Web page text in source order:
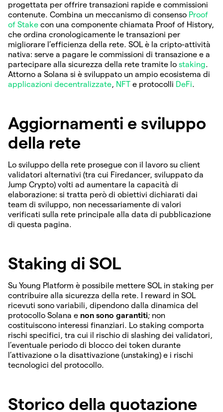
progettata per offrire transazioni rapide e commissioni
contenute. Combina un meccanismo di consenso Proof
of Stake con una componente chiamata Proof of History,
che ordina cronologicamente le transazioni per
migliorare l’efficienza della rete. SOL è la cripto-attività
nativa: serve a pagare le commissioni di transazione e a
partecipare alla sicurezza della rete tramite lo staking.
Attorno a Solana si è sviluppato un ampio ecosistema di
applicazioni decentralizzate, NFT e protocolli DeFi.
Aggiornamenti e sviluppo
della rete
Lo sviluppo della rete prosegue con il lavoro su client
validatori alternativi (tra cui Firedancer, sviluppato da
Jump Crypto) volti ad aumentare la capacità di
elaborazione: si tratta però di obiettivi dichiarati dai
team di sviluppo, non necessariamente di valori
verificati sulla rete principale alla data di pubblicazione
di questa pagina.
Staking di SOL
Su Young Platform è possibile mettere SOL in staking per
contribuire alla sicurezza della rete. I reward in SOL
ricevuti sono variabili, dipendono dalla dinamica del
protocollo Solana e non sono garantiti; non
costituiscono interessi finanziari. Lo staking comporta
rischi specifici, tra cui il rischio di slashing dei validatori,
l’eventuale periodo di blocco dei token durante
l’attivazione o la disattivazione (unstaking) e i rischi
tecnologici del protocollo.
Storico della quotazione